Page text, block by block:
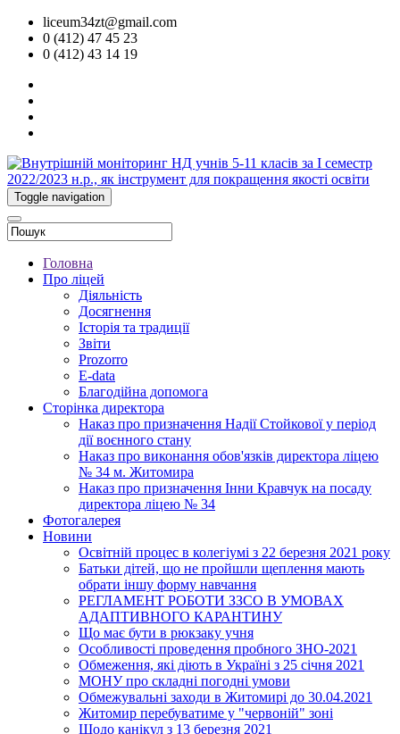
liceum34zt@gmail.com
0 (412) 47 45 23
0 (412) 43 14 19
Toggle navigation
Головна
Про ліцей
Діяльність
Досягнення
Історія та традиції
Звіти
Prozorro
E-data
Благодійна допомога
Сторінка директора
Наказ про призначення Надії Стойкової у період
дії воєнного стану
Наказ про виконання обов'язків директора ліцею
№ 34 м. Житомира
Наказ про призначення Інни Кравчук на посаду
директора ліцею № 34
Фотогалерея
Новини
Освітній процес в колегіумі з 22 березня 2021 року
Батьки дітей, що не пройшли щеплення мають
обрати іншу форму навчання
РЕГЛАМЕНТ РОБОТИ ЗЗСО В УМОВАХ
АДАПТИВНОГО КАРАНТИНУ
Що має бути в рюкзаку учня
Особливості проведення пробного ЗНО-2021
Обмеження, які діють в Україні з 25 січня 2021
МОНУ про складні погодні умови
Обмежувальні заходи в Житомирі до 30.04.2021
Житомир перебуватиме у "червоній" зоні
Щодо канікул з 13 березня 2021